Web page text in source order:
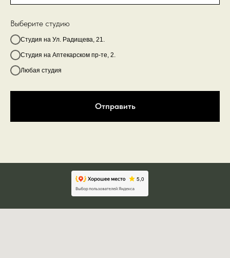
Выберите студию
Студия на Ул. Радищева, 21.
Студия на Аптекарском пр-те, 2.
Любая студия
Отправить